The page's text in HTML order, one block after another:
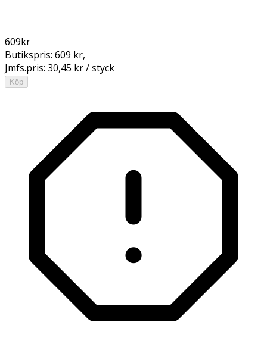
609kr
Butikspris: 609 kr,
Jmfs.pris: 30,45 kr / styck
Köp